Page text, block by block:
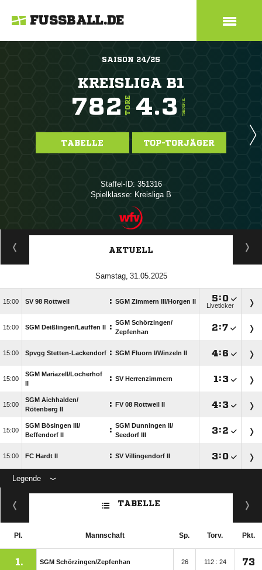
FUSSBALL.DE
SAISON 24/25
KREISLIGA B1
782 TORE 4.3 TORE/SPIEL
TABELLE TOP-TORJÄGER
Staffel-ID: 351316
Spielklasse: Kreisliga B
ANZEIGE
AKTUELL
 
 SV 98 Rottweil : SGM Zimmern III/​Horgen II :
Liveticker
 SGM Deißlingen/​Lauffen II : SGM Schörzingen/​
Zepfenhan
:
 Spvgg Stetten-Lackendorf : SGM Fluorn I/​Winzeln II :

SGM Mariazell/​Locherhof
II
: SV Herrenzimmern  :

SGM Aichhalden/​
Rötenberg II
: FV 08 Rottweil II :

SGM Bösingen III/​
Beffendorf II
: SGM Dunningen II/​
Seedorf III
:
 FC Hardt II : SV Villingendorf II :
Legende
ANZEIGE
TABELLE
Pl. Mannschaft Sp. Torv. Pkt.
1. SGM Schörzingen/​Zepfenhan 26 112 : 24 73